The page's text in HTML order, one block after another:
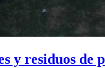
y residuos de